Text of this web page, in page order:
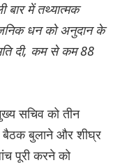
बार में तथ्यात्मक
धन को अनुदान के
दी, कम से कम 88
सचिव को तीन
बैठक बुलाने और शीघ्र
पूरी करने को